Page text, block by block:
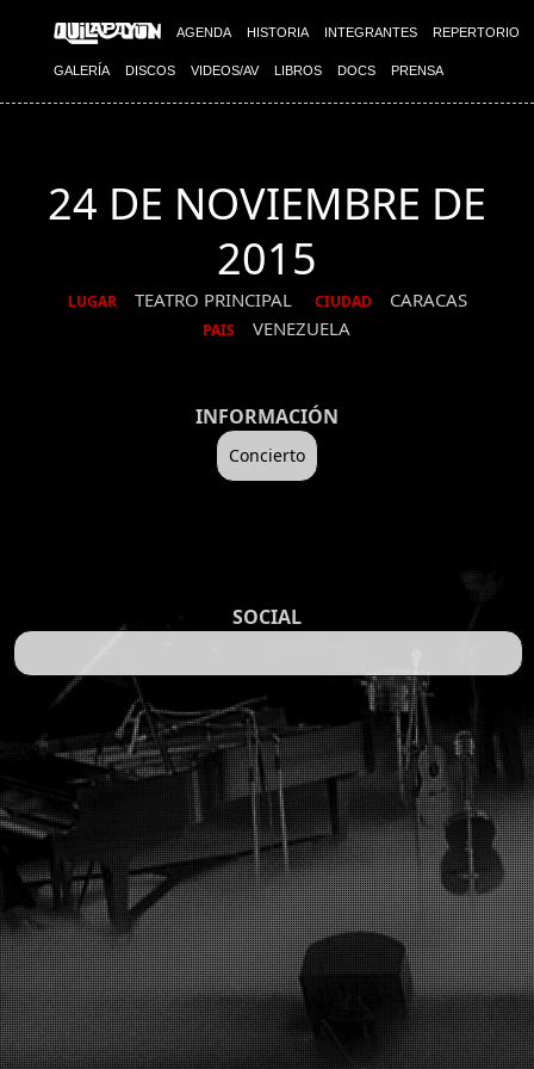
AGENDA HISTORIA INTEGRANTES REPERTORIO
GALERÍA DISCOS VIDEOS/AV LIBROS DOCS PRENSA
24 DE NOVIEMBRE DE
2015
LUGAR TEATRO PRINCIPAL CIUDAD CARACAS
PAIS VENEZUELA
INFORMACIÓN
Concierto
SOCIAL